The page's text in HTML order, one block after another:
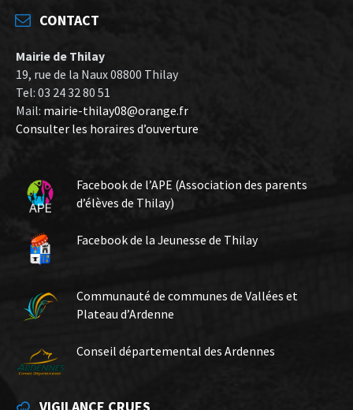
CONTACT
Mairie de Thilay
19, rue de la Naux 08800 Thilay
Tel: 03 24 32 80 51
Mail: mairie-thilay08@orange.fr
Consulter les horaires d’ouverture
Facebook de l’APE (Association des parents
d’élèves de Thilay)
Facebook de la Jeunesse de Thilay
Communauté de communes de Vallées et
Plateau d’Ardenne
Conseil départemental des Ardennes
VIGILANCE CRUES